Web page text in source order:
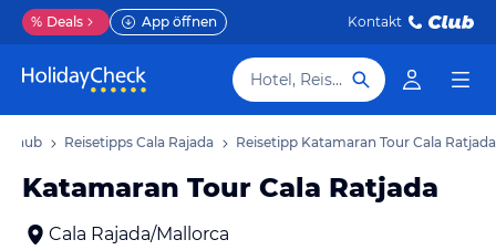
% Deals App öffnen Kontakt
Hotel, Reiseziel
Reisetipps Cala Rajada Reisetipp Katamaran Tour Cala Ratjada
Katamaran Tour Cala Ratjada
Cala Rajada/Mallorca